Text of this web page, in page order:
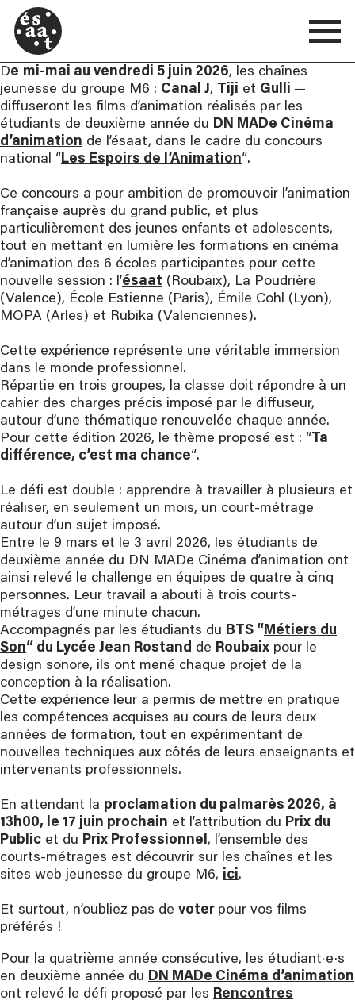
De mi-mai au vendredi 5 juin 2026, les chaînes
jeunesse du groupe M6 : Canal J, Tiji et Gulli —
diffuseront les films d’animation réalisés par les
étudiants de deuxième année du DN MADe Cinéma
d’animation de l’ésaat, dans le cadre du concours
national “Les Espoirs de l’Animation“.
Ce concours a pour ambition de promouvoir l’animation
française auprès du grand public, et plus
particulièrement des jeunes enfants et adolescents,
tout en mettant en lumière les formations en cinéma
d’animation des 6 écoles participantes pour cette
nouvelle session : l’ésaat (Roubaix), La Poudrière
(Valence), École Estienne (Paris), Émile Cohl (Lyon),
MOPA (Arles) et Rubika (Valenciennes).
Cette expérience représente une véritable immersion
dans le monde professionnel.
Répartie en trois groupes, la classe doit répondre à un
cahier des charges précis imposé par le diffuseur,
autour d’une thématique renouvelée chaque année.
Pour cette édition 2026, le thème proposé est : “Ta
différence, c’est ma chance“.
Le défi est double : apprendre à travailler à plusieurs et
réaliser, en seulement un mois, un court-métrage
autour d’un sujet imposé.
Entre le 9 mars et le 3 avril 2026, les étudiants de
deuxième année du DN MADe Cinéma d’animation ont
ainsi relevé le challenge en équipes de quatre à cinq
personnes. Leur travail a abouti à trois courts-
métrages d’une minute chacun.
Accompagnés par les étudiants du BTS “Métiers du
Son“ du Lycée Jean Rostand de Roubaix pour le
design sonore, ils ont mené chaque projet de la
conception à la réalisation.
Cette expérience leur a permis de mettre en pratique
les compétences acquises au cours de leurs deux
années de formation, tout en expérimentant de
nouvelles techniques aux côtés de leurs enseignants et
intervenants professionnels.
En attendant la proclamation du palmarès 2026, à
13h00, le 17 juin prochain et l’attribution du Prix du
Public et du Prix Professionnel, l’ensemble des
courts-métrages est découvrir sur les chaînes et les
sites web jeunesse du groupe M6, ici.
Et surtout, n’oubliez pas de voter pour vos films
préférés !
Pour la quatrième année consécutive, les étudiant·e·s
en deuxième année du DN MADe Cinéma d’animation
ont relevé le défi proposé par les Rencontres